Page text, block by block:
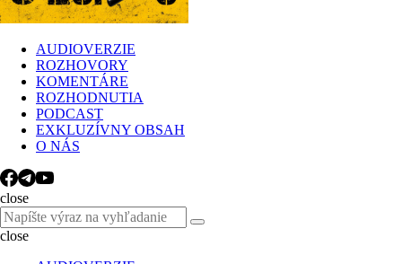
AUDIOVERZIE
ROZHOVORY
KOMENTÁRE
ROZHODNUTIA
PODCAST
EXKLUZÍVNY OBSAH
O NÁS
Search
close
Search
for:
Search
close